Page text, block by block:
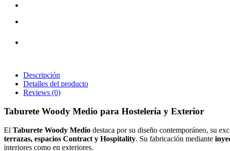
Descripción
Detalles del producto
Reviews (0)
Taburete Woody Medio para Hostelería y Exterior
El Taburete Woody Medio destaca por su diseño contemporáneo, su
terrazas, espacios Contract y Hospitality. Su fabricación mediante
interiores como en exteriores.